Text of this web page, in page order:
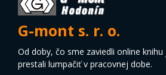
G-mont s. r. o.
Od doby, čo sme zaviedli online
prestali lumpačiť v pracovnej dobe.